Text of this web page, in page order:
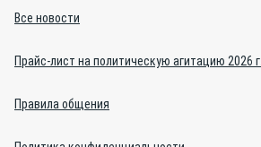
Все новости
Прайс-лист на политическую агитацию 2026 г.
Правила общения